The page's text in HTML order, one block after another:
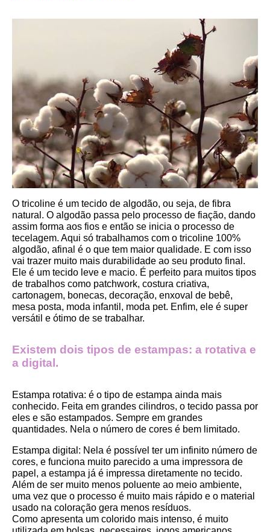
O tricoline é um tecido de algodão, ou seja, de fibra
natural. O algodão passa pelo processo de fiação, dando
assim forma aos fios e então se inicia o processo de
tecelagem. Aqui só trabalhamos com o tricoline 100%
algodão, afinal é o que tem maior qualidade. E com isso
vai trazer muito mais durabilidade ao seu produto final.
Ele é um tecido leve e macio. É perfeito para muitos tipos
de trabalhos como patchwork, costura criativa,
cartonagem, bonecas, decoração, enxoval de bebê,
mesa posta, moda infantil, moda pet. Enfim, ele é super
versátil e ótimo de se trabalhar.
Existem dois tipos de estampas: a rotativa e
a digital.
Estampa rotativa: é o tipo de estampa ainda mais
conhecido. Feita em grandes cilindros, o tecido passa por
eles e são estampados. Sempre em grandes
quantidades. Nela o número de cores é bem limitado.
Estampa digital : Nela é possível ter um infinito número de
cores, e funciona muito parecido a uma impressora de
papel, a estampa já é impressa diretamente no tecido.
Além de ser muito menos poluente ao meio ambiente,
uma vez que o processo é muito mais rápido e o material
usado na coloração gera menos resíduos.
Como apresenta um colorido mais intenso, é muito